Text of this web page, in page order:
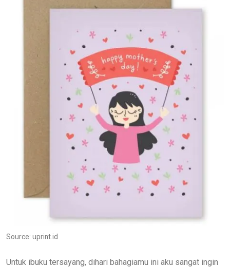
Source: uprint.id
Untuk ibuku tersayang, dihari bahagiamu ini aku sangat ingin